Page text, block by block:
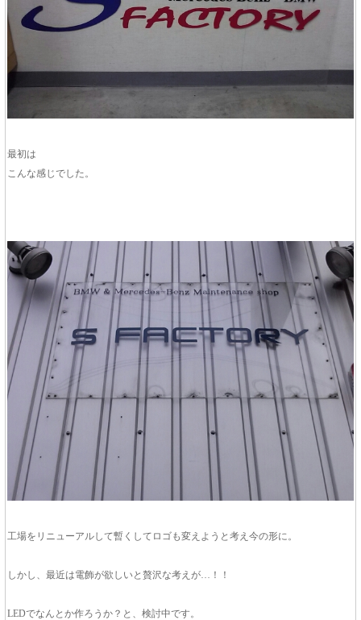
最初は
こんな感じでした。
工場をリニューアルして暫くしてロゴも変えようと考え今の形に。
しかし、最近は電飾が欲しいと贅沢な考えが…！！
LEDでなんとか作ろうか？と、検討中です。